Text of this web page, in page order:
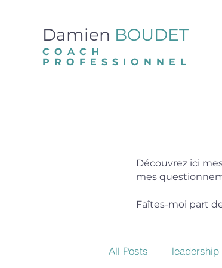
Damien BOUDET
COACH
PROFESSIONNEL
Découvrez ici
mes
Faîtes-moi part
All Posts leadership